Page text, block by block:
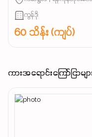
ကွန်ဒို
60 သိန်း (ကျပ်)
ကားအရောင်းကြော်ငြာမျာ